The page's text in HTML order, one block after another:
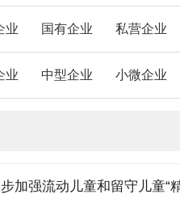
国家国防科技工业局
国家文物局
房地产业
业 国有企业 私营企业
业 中型企业 小微企业
加强流动儿童和留守儿童“